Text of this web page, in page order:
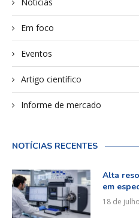
Em foco
Eventos
Artigo científico
Informe de mercado
NOTÍCIAS RECENTES
Alta
em
18 de